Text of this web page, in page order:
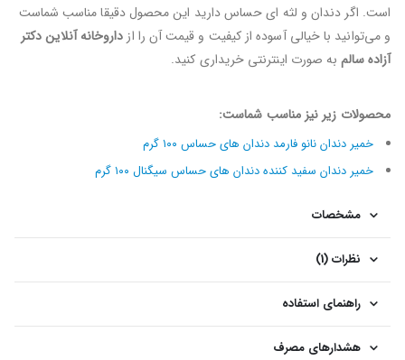
است. اگر دندان و لثه ای حساس دارید این محصول دقیقا مناسب شماست
و می‌توانید با خیالی آسوده از کیفیت و قیمت آن را از داروخانه آنلاین دکتر
آزاده سالمبه صورت اینترنتی خریداری کنید.
محصولات زیر نیز مناسب شماست:
خمیر دندان نانو فارمد دندان های حساس ۱۰۰ گرم
خمیر دندان سفید کننده دندان های حساس سیگنال ۱۰۰ گرم
مشخصات
نظرات (1)
راهنمای استفاده
هشدارهای مصرف